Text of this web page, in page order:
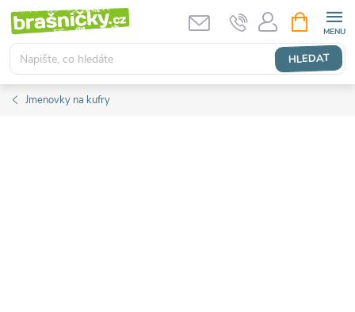
Přejít
obsah
HLEDAT
NÁKUPNÍ
KOŠÍK
Jmenovky na kufry